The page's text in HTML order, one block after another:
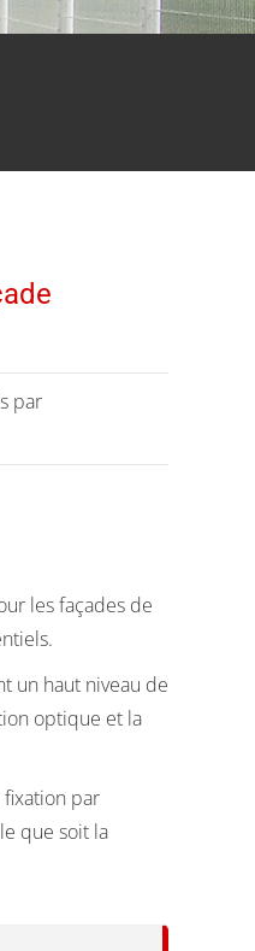
par
les façades de
un haut niveau de
optique et la
par
que soit la